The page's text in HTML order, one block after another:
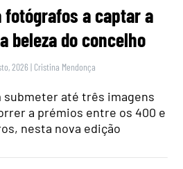
fotógrafos a captar a
beleza do concelho
2026 | Cristina Mendonça
submeter até três imagens
a prémios entre os 400 e
nesta nova edição